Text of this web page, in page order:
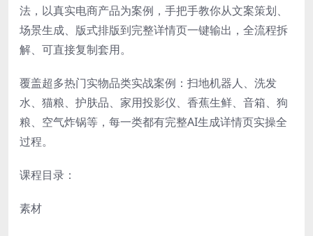
法，以真实电商产品为案例，手把手教你从文案策划、
场景生成、版式排版到完整详情页一键输出，全流程拆
解、可直接复制套用。
覆盖超多热门实物品类实战案例：扫地机器人、洗发
水、猫粮、护肤品、家用投影仪、香蕉生鲜、音箱、狗
粮、空气炸锅等，每一类都有完整AI生成详情页实操全
过程。
课程目录：
素材